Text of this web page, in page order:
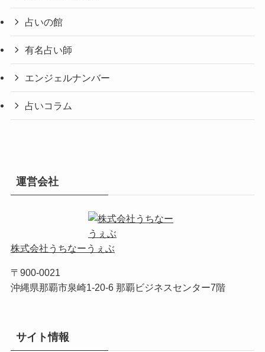
占いの館
有名占い師
エンジェルナンバー
占いコラム
運営会社
株式会社うちなーうぇぶ
〒900-0021
沖縄県那覇市泉崎1-20-6 那覇ビジネスセンター7階
サイト情報